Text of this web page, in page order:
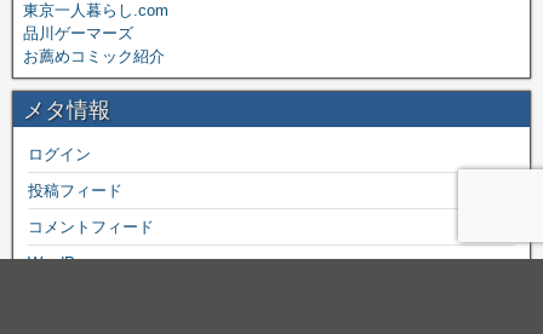
東京一人暮らし.com
品川ゲーマーズ
お薦めコミック紹介
メタ情報
ログイン
投稿フィード
コメントフィード
WordPress.org